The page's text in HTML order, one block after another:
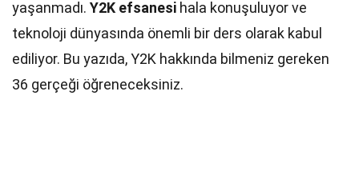
yaşanmadı. Y2K efsanesi hala konuşuluyor ve
teknoloji dünyasında önemli bir ders olarak kabul
ediliyor. Bu yazıda, Y2K hakkında bilmeniz gereken
36 gerçeği öğreneceksiniz.